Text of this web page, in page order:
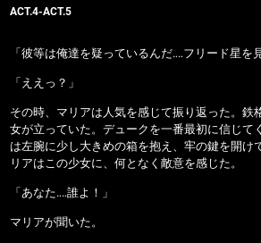
ACT.4-ACT.5
「彼等は俺達を疑っているんだ‥‥フリード星を
「ええっ？」
その時、マリアは人気を感じて振り返った。鉄
女が立っていた。デュークを一番最初に信じて
は左腕に少し大きめの箱を抱え、牢の鍵を開け
リアはこの少女に、何となく敵意を感じた。
「あなた‥‥誰よ！」
マリアが聞いた。